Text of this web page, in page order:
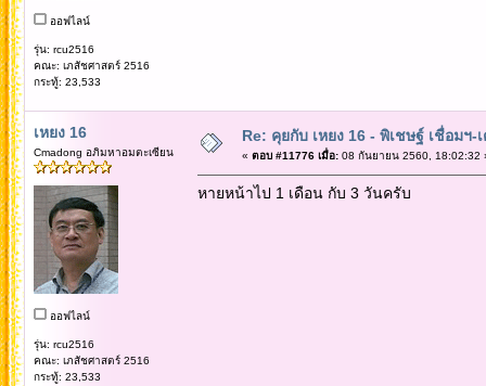
ออฟไลน์
รุ่น: rcu2516
คณะ: เภสัชศาสตร์ 2516
กระทู้: 23,533
เหยง 16
Cmadong อภิมหาอมตะเซียน
ออฟไลน์
รุ่น: rcu2516
คณะ: เภสัชศาสตร์ 2516
กระทู้: 23,533
Re: คุยกับ เหยง 16 - พิเชษฐ์ เชื่อมฯ
« ตอบ #11776 เมื่อ:08 กันยายน 2560, 18:02:32
หายหน้าไป 1 เดือน กับ 3 วันครับ